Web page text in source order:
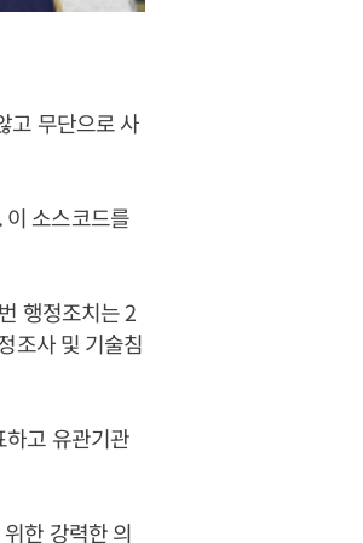
고 무단으로 사
소스코드를
행정조치는 2
조사 및 기술침
고 유관기관
한 강력한 의